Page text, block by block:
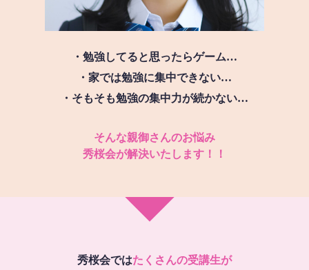
・勉強してると思ったらゲーム…
・家では勉強に集中できない…
・そもそも勉強の集中力が続かない…
そんな親御さんのお悩み
秀桜会が解決いたします！！
秀桜会ではたくさんの受講生が